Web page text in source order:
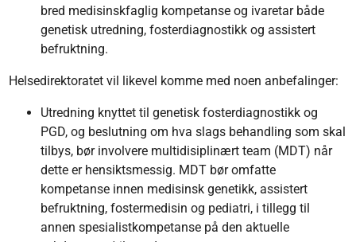
bred medisinskfaglig kompetanse og ivaretar både
genetisk utredning, fosterdiagnostikk og assistert
befruktning.
Helsedirektoratet vil likevel komme med noen anbefalinger:
Utredning knyttet til genetisk fosterdiagnostikk og
PGD, og beslutning om hva slags behandling som skal
tilbys, bør involvere multidisiplinært team (MDT) når
dette er hensiktsmessig. MDT bør omfatte
kompetanse innen medisinsk genetikk, assistert
befruktning, fostermedisin og pediatri, i tillegg til
annen spesialistkompetanse på den aktuelle